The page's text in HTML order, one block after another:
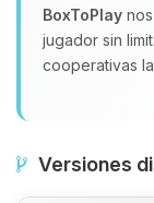
BoxToPlay
jugador sin
cooperativas
Versiones